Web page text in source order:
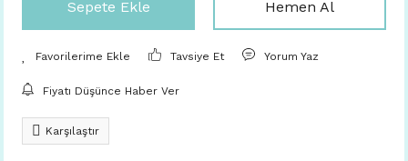
Sepete Ekle Hemen Al
Tavsiye Et Yorum Yaz
Fiyatı Düşünce Haber Ver
Karşılaştır